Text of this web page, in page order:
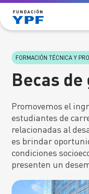
Saltar al
¿Quiénes somos?
Reportes anuales
FORMACIÓN TÉCNICA
Cursos de formación
Cursos de formación
Vinculación educación
DIVULGACIÓN DE LA
Vos y la energía
Vocaciones
Historias
FORMACIÓN TÉCNICA Y
Becas de
Promovemos el
estudiantes de
relacionadas al
es brindar
condiciones
presenten un